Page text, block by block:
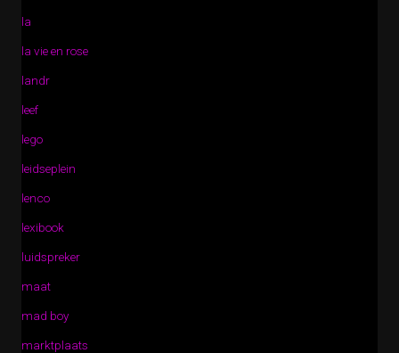
la
la vie en rose
landr
leef
lego
leidseplein
lenco
lexibook
luidspreker
maat
mad boy
marktplaats